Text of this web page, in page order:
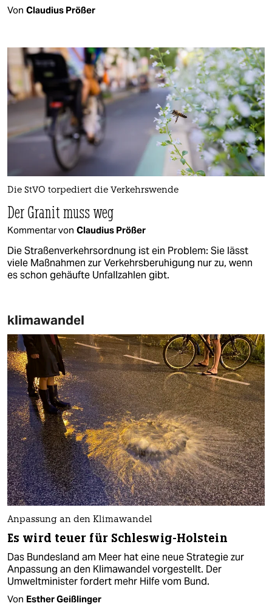
Von Claudius Prößer
Die StVO torpediert die Verkehrswende
Der Granit muss weg
Kommentar von Claudius Prößer
Die Straßenverkehrsordnung ist ein Problem: Sie lässt
viele Maßnahmen zur Verkehrsberuhigung nur zu, wenn
es schon gehäufte Unfallzahlen gibt.
klimawandel
Anpassung an den Klimawandel
Es wird teuer für Schleswig-Holstein
Das Bundesland am Meer hat eine neue Strategie zur
Anpassung an den Klimawandel vorgestellt. Der
Umweltminister fordert mehr Hilfe vom Bund.
Von Esther Geißlinger